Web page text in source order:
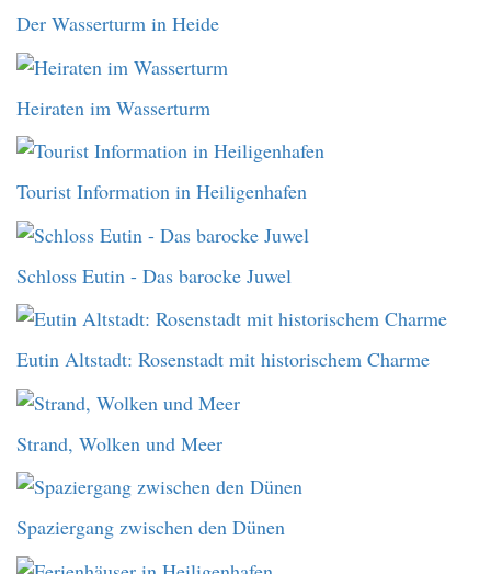
Der Wasserturm in Heide
Heiraten im Wasserturm
Tourist Information in Heiligenhafen
Schloss Eutin - Das barocke Juwel
Eutin Altstadt: Rosenstadt mit historischem Charme
Strand, Wolken und Meer
Spaziergang zwischen den Dünen